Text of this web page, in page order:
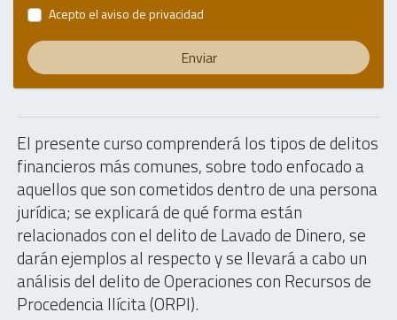
El presente curso comprenderá los tipos de delitos
financieros más comunes, sobre todo enfocado a
aquellos que son cometidos dentro de una persona
jurídica; se explicará de qué forma están
relacionados con el delito de Lavado de Dinero, se
darán ejemplos al respecto y se llevará a cabo un
análisis del delito de Operaciones con Recursos de
Procedencia Ilícita (ORPI).
Acepto el aviso de privacidad
Enviar